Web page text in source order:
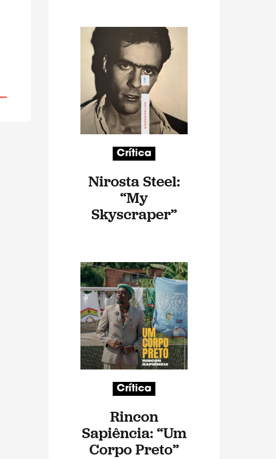
Crítica
Nirosta Steel:
“My
Skyscraper”
Crítica
Rincon
Sapiência: “Um
Corpo Preto”